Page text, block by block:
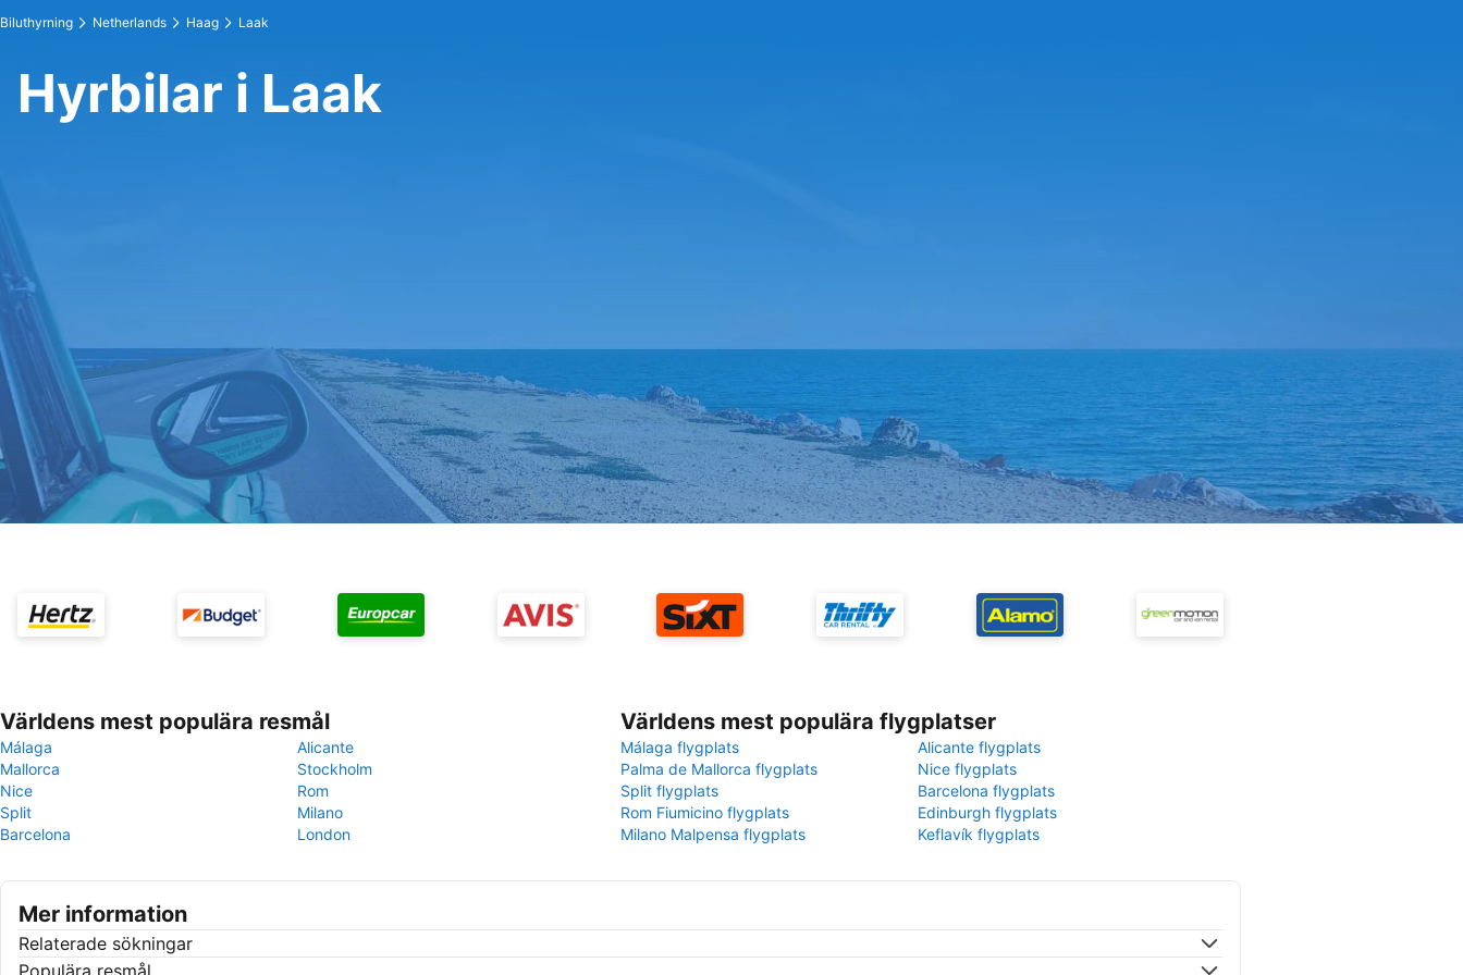
Biluthyrning Netherlands Haag Laak
Hyrbilar i Laak
Världens mest populära resmål
Málaga
Alicante
Mallorca
Stockholm
Nice
Rom
Split
Milano
Barcelona
London
Världens mest populära flygplatser
Málaga flygplats
Alicante flygplats
Palma de Mallorca flygplats
Nice flygplats
Split flygplats
Barcelona flygplats
Rom Fiumicino flygplats
Edinburgh flygplats
Milano Malpensa flygplats
Keflavík flygplats
Mer information
Relaterade sökningar
Populära resmål